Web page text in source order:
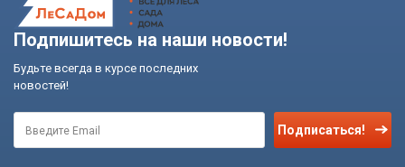
Подпишитесь на наши новости!
Будьте всегда в курсе последних
новостей!
Подписаться!